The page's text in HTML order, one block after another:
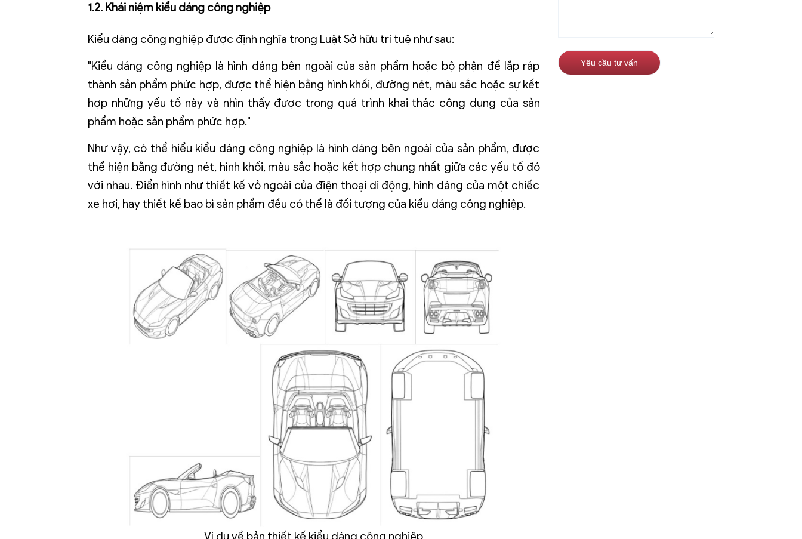
1.2. Khái niệm kiểu dáng công nghiệp
Kiểu dáng công nghiệp được định nghĩa trong Luật Sở hữu trí tuệ như sau:
"Kiểu dáng công nghiệp là hình dáng bên ngoài của sản phẩm hoặc bộ phận để lắp ráp
thành sản phẩm phức hợp, được thể hiện bằng hình khối, đường nét, màu sắc hoặc sự kết
hợp những yếu tố này và nhìn thấy được trong quá trình khai thác công dụng của sản
phẩm hoặc sản phẩm phức hợp."
Như vậy, có thể hiểu kiểu dáng công nghiệp là hình dáng bên ngoài của sản phẩm, được
thể hiện bằng đường nét, hình khối, màu sắc hoặc kết hợp chung nhất giữa các yếu tố đó
với nhau. Điển hình như thiết kế vỏ ngoài của điện thoại di động, hình dáng của một chiếc
xe hơi, hay thiết kế bao bì sản phẩm đều có thể là đối tượng của kiểu dáng công nghiệp.